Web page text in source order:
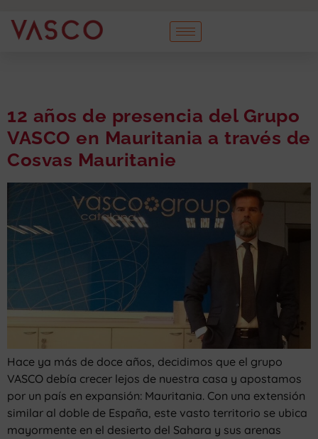
12 años de presencia del Grupo
VASCO en Mauritania a través de
Cosvas Mauritanie
Hace ya más de doce años, decidimos que el grupo
VASCO debía crecer lejos de nuestra casa y apostamos
por un país en expansión: Mauritania. Con una extensión
similar al doble de España, este vasto territorio se ubica
mayormente en el desierto del Sahara y sus arenas